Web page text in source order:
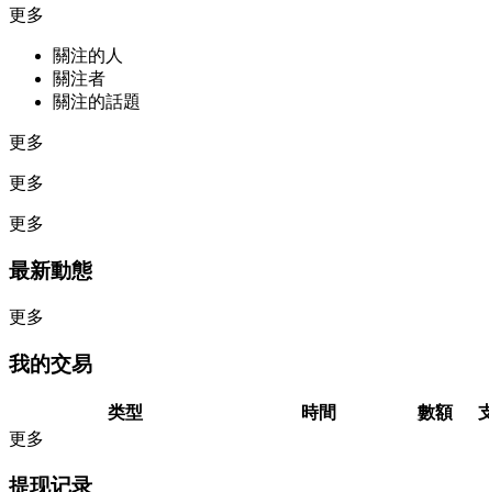
更多
關注的人
關注者
關注的話題
更多
更多
更多
最新動態
更多
我的交易
类型 時間 數額
更多
提现记录